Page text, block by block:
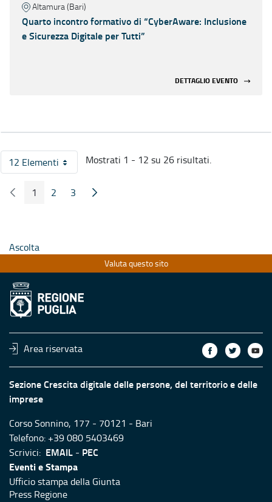
Altamura (Bari)
Quarto incontro formativo di “CyberAware: Inclusione
e Sicurezza Digitale per Tutti”
DETTAGLIO EVENTO
12 ElementiPer pagina
Mostrati 1 - 12 su 26 risultati.
Pagina Precedente
Pagina
1 Pagina
2 Pagina
3 Pagina Seguente
Ascolta
Valuta questo sito
Area riservata
Sezione Crescita digitale delle persone, del territorio e delle
imprese
Corso Sonnino, 177 - 70121 - Bari
Telefono: +39 080 5403469
Scrivici: EMAIL - PEC
Eventi e Stampa
Ufficio stampa della Giunta
Press Regione